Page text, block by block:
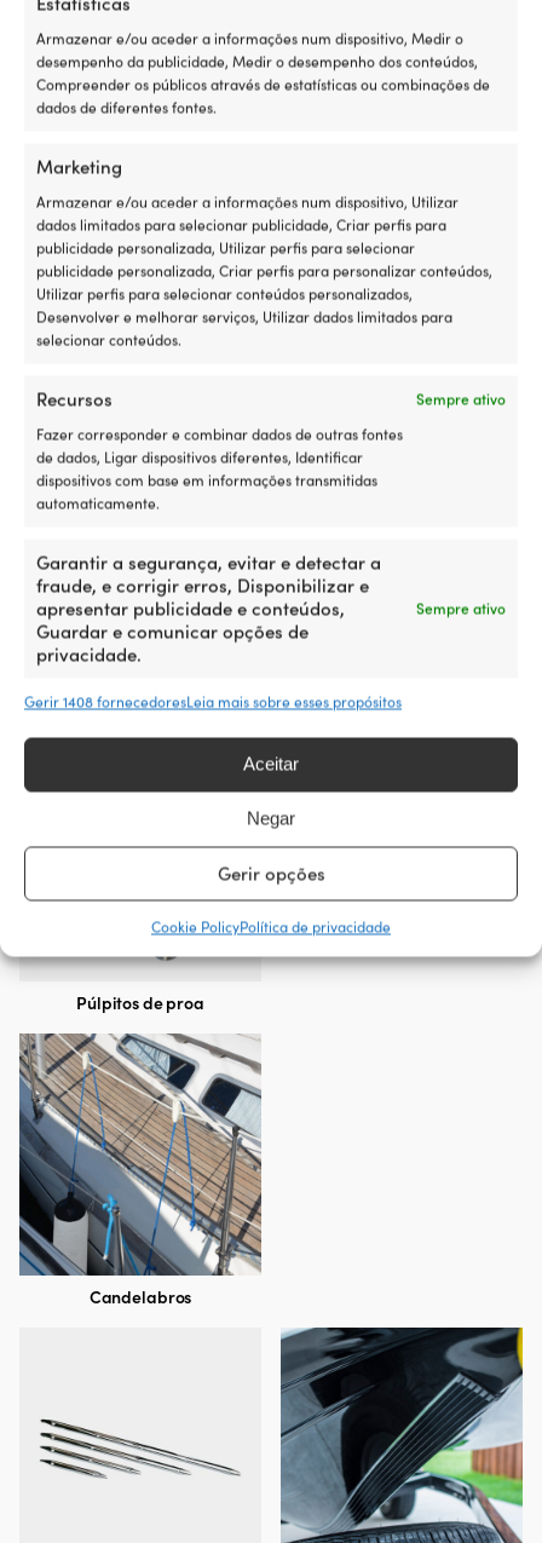
Armazenar e/ou aceder a informações num dispositivo, Medir o
desempenho da publicidade, Medir o desempenho dos conteúdos,
Compreender os públicos através de estatísticas ou combinações de
dados de diferentes fontes.
Marketing
Armazenar e/ou aceder a informações num dispositivo, Utilizar
dados limitados para selecionar publicidade, Criar perfis para
publicidade personalizada, Utilizar perfis para selecionar
publicidade personalizada, Criar perfis para personalizar conteúdos,
Utilizar perfis para selecionar conteúdos personalizados,
Desenvolver e melhorar serviços, Utilizar dados limitados para
selecionar conteúdos.
Recursos
Sempre ativo
Fazer corresponder e combinar dados de outras fontes
de dados, Ligar dispositivos diferentes, Identificar
dispositivos com base em informações transmitidas
automaticamente.
Garantir a segurança, evitar e detectar a
fraude, e corrigir erros, Disponibilizar e
apresentar publicidade e conteúdos,
Guardar e comunicar opções de
privacidade.
Sempre ativo
Gerir 1408 fornecedoresLeia mais sobre esses propósitos
Aceitar
Negar
Gerir opções
Cookie PolicyPolítica de privacidade
Degraus
Plataformas de banho &
plataformas de popa
Bauprés
Púlpitos de proa
Candelabros